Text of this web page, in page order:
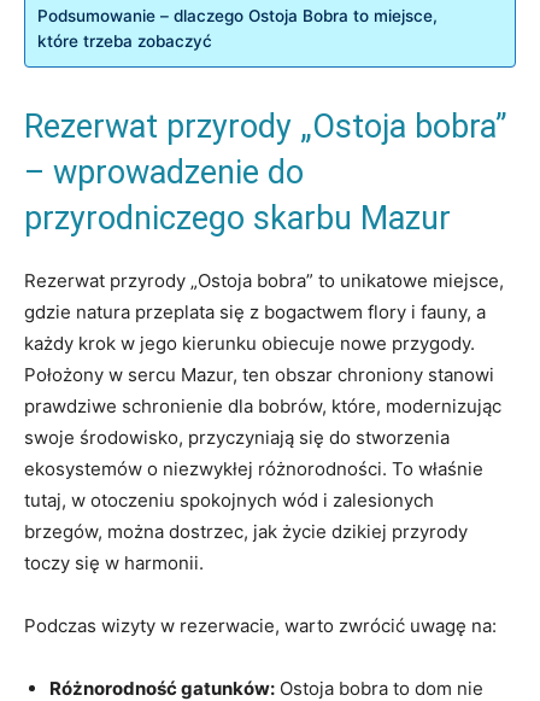
Podsumowanie – dlaczego Ostoja Bobra to miejsce,
które trzeba zobaczyć
Rezerwat przyrody „Ostoja bobra”
– wprowadzenie do
przyrodniczego skarbu Mazur
Rezerwat przyrody „Ostoja bobra” to unikatowe miejsce,
gdzie natura przeplata się z bogactwem flory i fauny, a
każdy krok w jego kierunku obiecuje nowe przygody.
Położony w sercu Mazur, ten obszar chroniony stanowi
prawdziwe schronienie dla bobrów, które, modernizując
swoje środowisko, przyczyniają się do stworzenia
ekosystemów o niezwykłej różnorodności. To właśnie
tutaj, w otoczeniu spokojnych wód i zalesionych
brzegów, można dostrzec, jak życie dzikiej przyrody
toczy się w harmonii.
Podczas wizyty w rezerwacie, warto zwrócić uwagę na:
Różnorodność gatunków: Ostoja bobra to dom nie